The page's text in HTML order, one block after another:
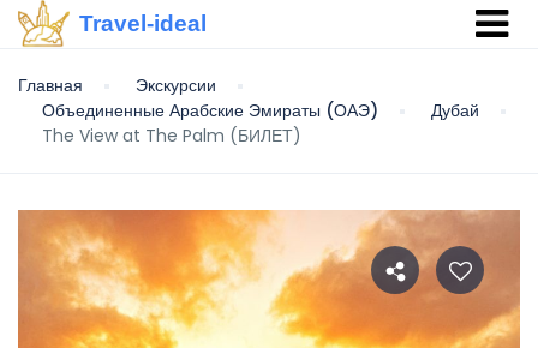
Travel-ideal
Главная
Экскурсии
Объединенные Арабские Эмираты (ОАЭ)
Дубай
The View at The Palm (БИЛЕТ)